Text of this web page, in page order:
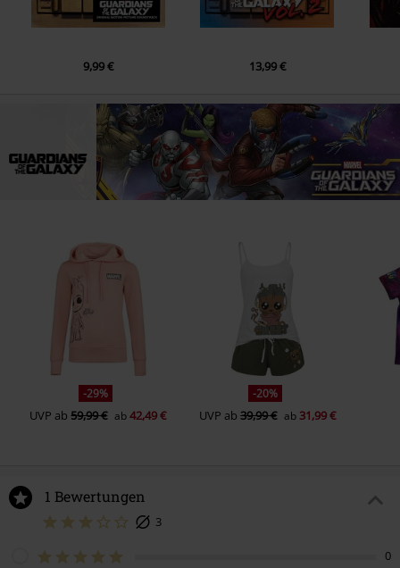
The Boys Are Back In Town
Funk #49 (Album Version)
Shake Your Groove Thing
I Will Survive (Single Version)
11. Funk Funk
Joy To The World (Single Version)
9,99 € 13,99 €
-29%
UVP ab59,99 € ab42,49 €
-20%
UVP ab39,99 € ab31,99 €
1 Bewertungen
3
0